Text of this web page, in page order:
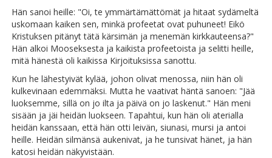
Hän sanoi heille: "Oi, te ymmärtämättömät ja hitaat sydämeltä
uskomaan kaiken sen, minkä profeetat ovat puhuneet! Eikö
Kristuksen pitänyt tätä kärsimän ja menemän kirkkauteensa?"
Hän alkoi Mooseksesta ja kaikista profeetoista ja selitti heille,
mitä hänestä oli kaikissa Kirjoituksissa sanottu.
Kun he lähestyivät kylää, johon olivat menossa, niin hän oli
kulkevinaan edemmäksi. Mutta he vaativat häntä sanoen: "Jää
luoksemme, sillä on jo ilta ja päivä on jo laskenut." Hän meni
sisään ja jäi heidän luokseen. Tapahtui, kun hän oli aterialla
heidän kanssaan, että hän otti leivän, siunasi, mursi ja antoi
heille. Heidän silmänsä aukenivat, ja he tunsivat hänet, ja hän
katosi heidän näkyvistään.